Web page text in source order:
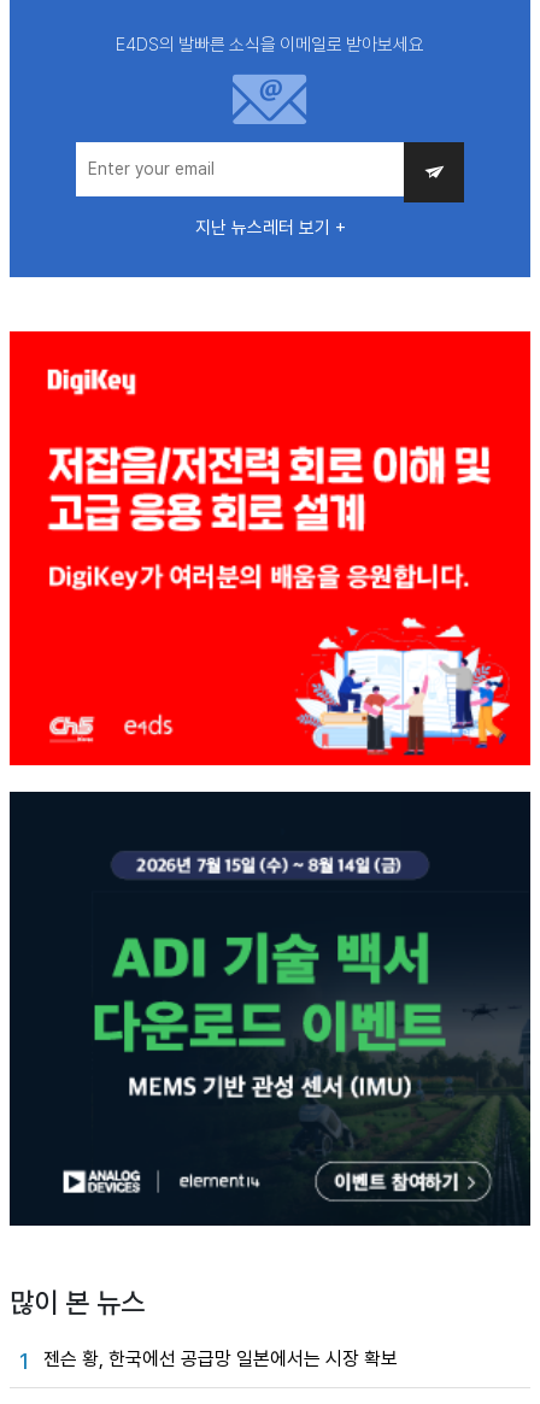
E4DS의 발빠른 소식을 이메일로 받아보세요
지난 뉴스레터 보기 +
많이 본 뉴스
1 젠슨 황, 한국에선 공급망 일본에서는 시장 확보